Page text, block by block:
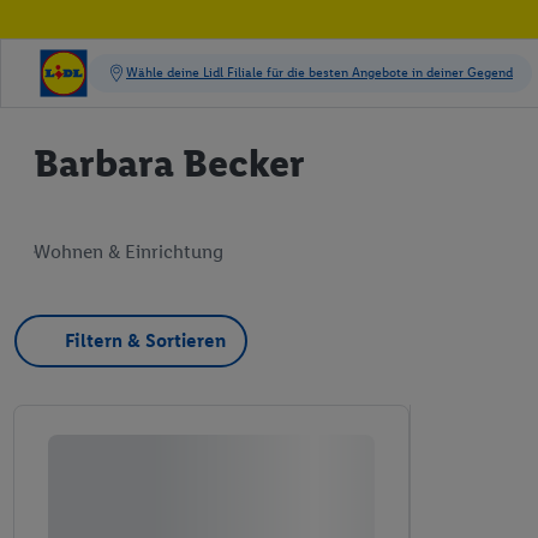
Barbara Becker
Wohnen & Einrichtung
Filtern & Sortieren